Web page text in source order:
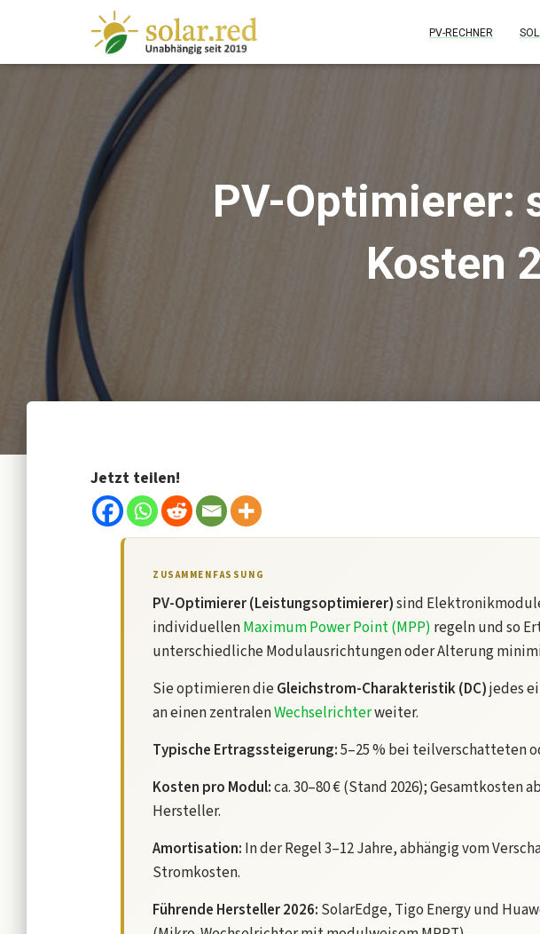
PV-RECHNER
PV-Optimierer:
Kosten
Jetzt teilen!
ZUSAMMENFASSUNG
PV-Optimierer (Leistungsoptimierer)sind
individuellenMaximum Power Point (MPP) regeln und so
unterschiedliche Modulausrichtungen oder Alterung
Sie optimieren dieGleichstrom-Charakteristik (DC)jedes
an einen zentralenWechselrichterweiter.
Typische Ertragssteigerung:5–25 % bei teilverschatteten
Kosten pro Modul:ca. 30–80 € (Stand 2026); Gesamtkosten
Hersteller.
Amortisation: In der Regel 3–12 Jahre, abhängig vom
Stromkosten.
Führende Hersteller 2026: SolarEdge, Tigo Energy und